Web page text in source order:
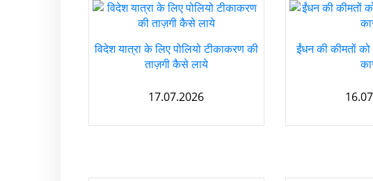
विदेश यात्रा के लिए पोलियो टीकाकरण की
ताज़गी कैसे लाये
17.07.2026
ईंधन की कीमतों